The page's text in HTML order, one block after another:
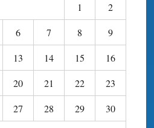
1
2
6 7 8
9
13 14 15
16
20 21 22
23
27 28 29
30